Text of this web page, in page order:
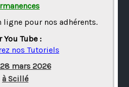
ligne pour nos adhérents.
You Tube :
nos Tutoriels
28 mars 2026
à Scillé